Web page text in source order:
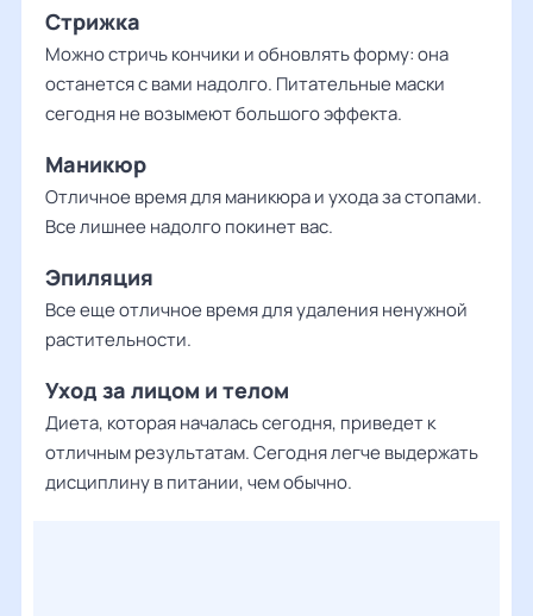
30 31 1 2 3 4
Стрижка
Можно стричь кончики и обновлять форму: она
останется с вами надолго. Питательные маски
сегодня не возымеют большого эффекта.
Маникюр
Отличное время для маникюра и ухода за стопами.
Все лишнее надолго покинет вас.
Эпиляция
Все еще отличное время для удаления ненужной
растительности.
Уход за лицом и телом
Диета, которая началась сегодня, приведет к
отличным результатам. Сегодня легче выдержать
дисциплину в питании, чем обычно.